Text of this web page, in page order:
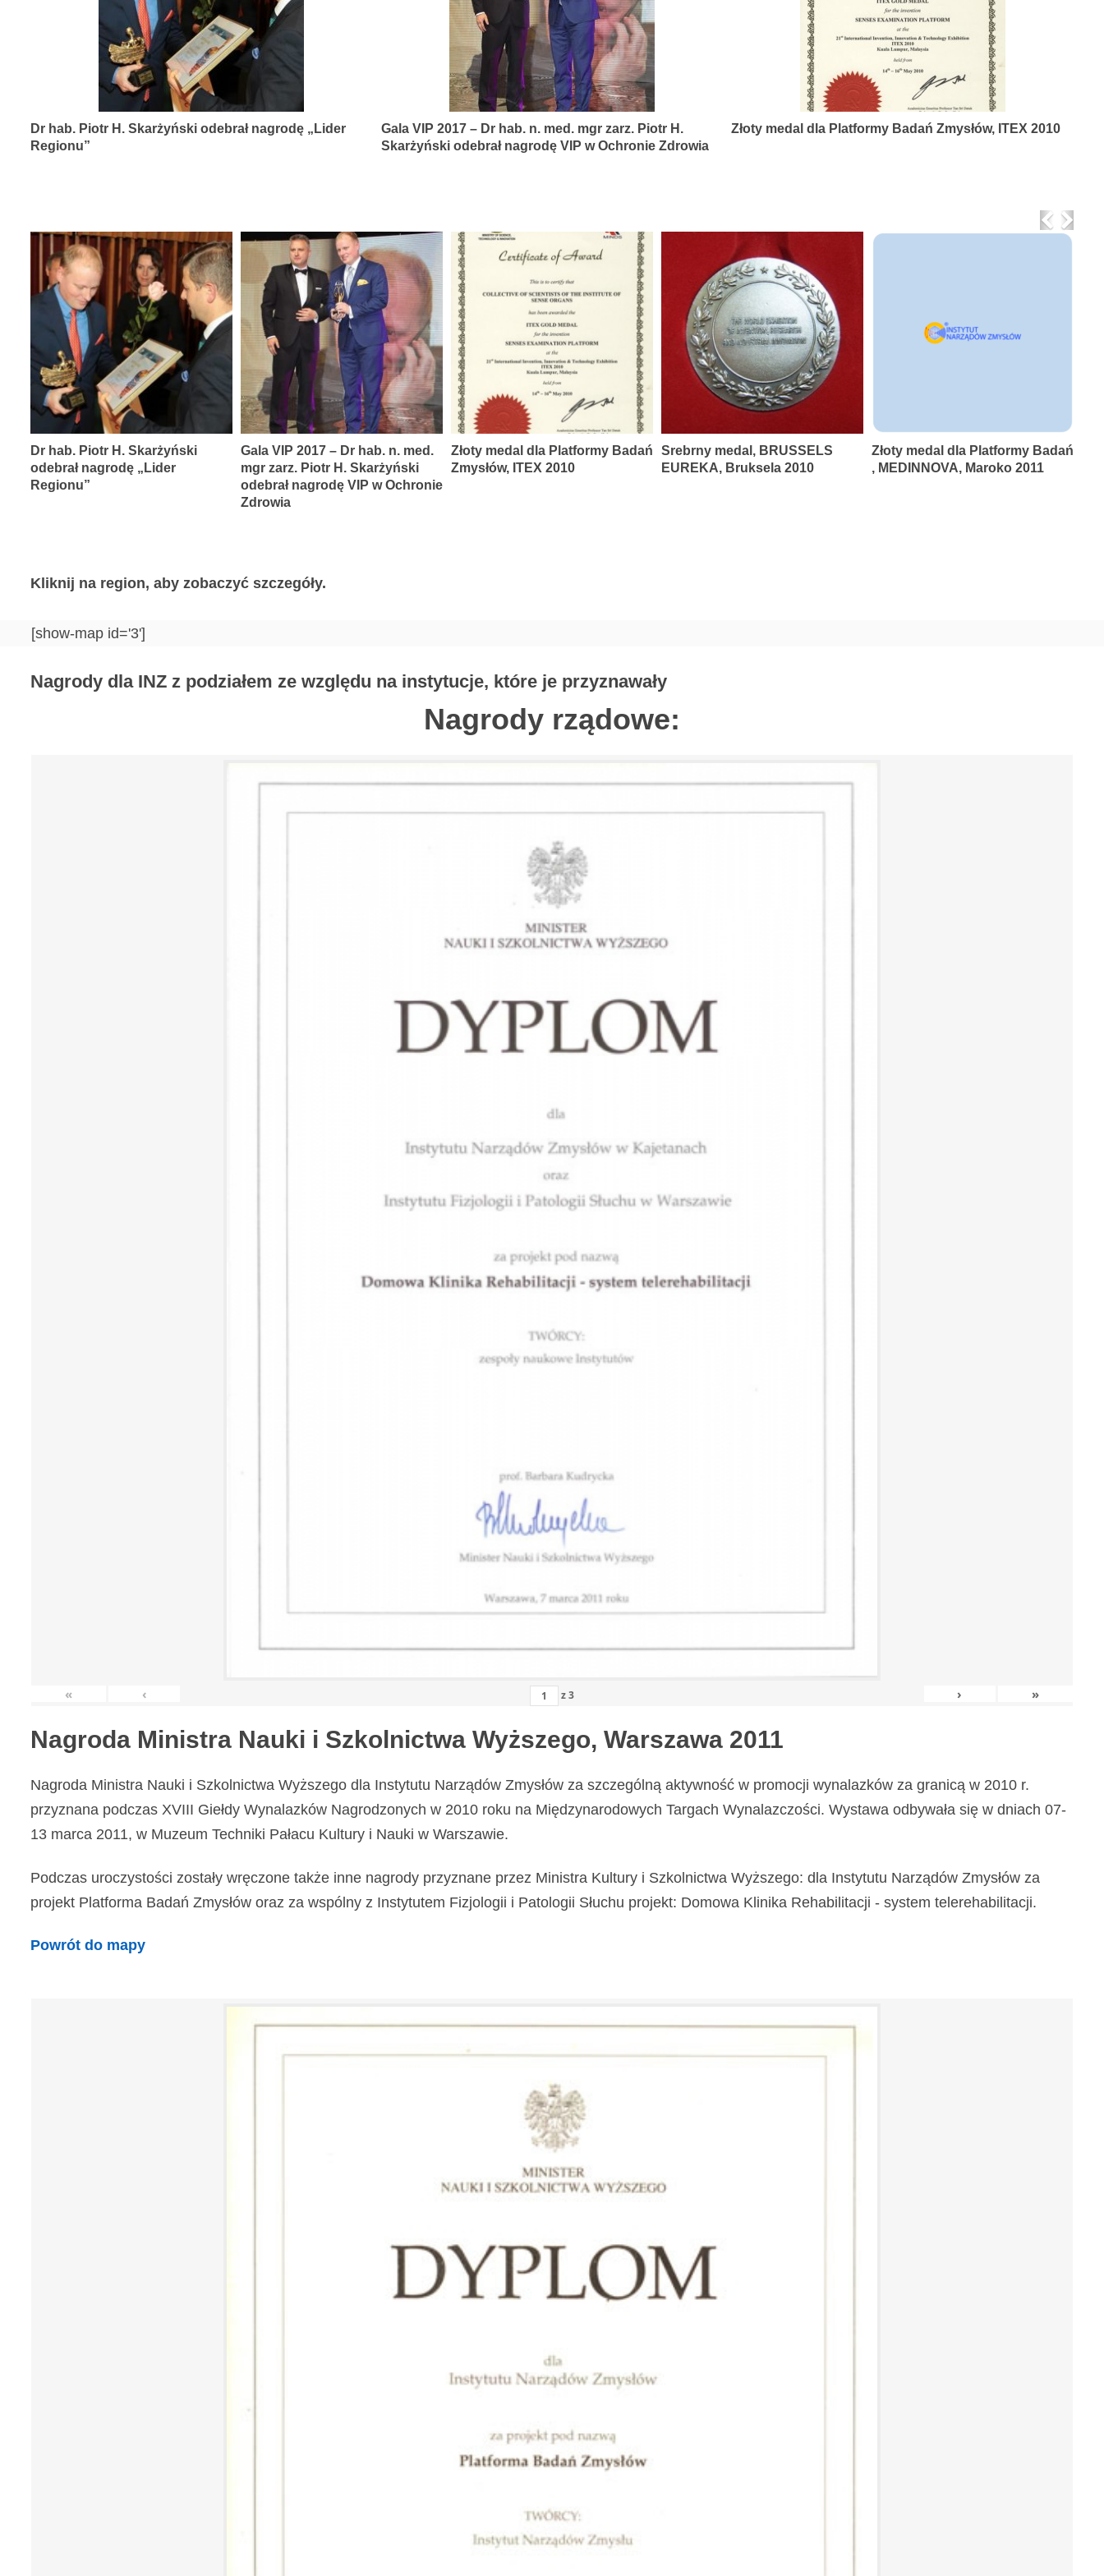
schorzeń
narządów
Dr hab. Piotr H. Skarżyński odebrał nagrodę „Lider
Regionu”
Gala VIP 2017 – Dr hab. n. med. mgr zarz. Piotr H.
Skarżyński odebrał nagrodę VIP w Ochronie Zdrowia
Złoty medal dla Platformy Badań Zmysłów, ITEX 2010
Dr hab. Piotr H. Skarżyński
odebrał nagrodę „Lider
Regionu”
Gala VIP 2017 – Dr hab. n. med.
mgr zarz. Piotr H. Skarżyński
odebrał nagrodę VIP w Ochronie
Zdrowia
Złoty medal dla Platformy Badań
Zmysłów, ITEX 2010
Srebrny medal, BRUSSELS
EUREKA, Bruksela 2010
Złoty medal dla Platformy Badań
, MEDINNOVA, Maroko 2011
Next
Kliknij na region, aby zobaczyć szczegóły.
[show-map id='3']
Nagrody dla INZ z podziałem ze względu na instytucje, które je przyznawały
Nagrody rządowe:
« ‹ z3 › »
Nagroda Ministra Nauki i Szkolnictwa Wyższego, Warszawa 2011
Nagroda Ministra Nauki i Szkolnictwa Wyższego dla Instytutu Narządów Zmysłów za szczególną aktywność w promocji wynalazków za granicą w 2010 r.
przyznana podczas XVIII Giełdy Wynalazków Nagrodzonych w 2010 roku na Międzynarodowych Targach Wynalazczości. Wystawa odbywała się w dniach 07-
13 marca 2011, w Muzeum Techniki Pałacu Kultury i Nauki w Warszawie.
Podczas uroczystości zostały wręczone także inne nagrody przyznane przez Ministra Kultury i Szkolnictwa Wyższego: dla Instytutu Narządów Zmysłów za
projekt Platforma Badań Zmysłów oraz za wspólny z Instytutem Fizjologii i Patologii Słuchu projekt: Domowa Klinika Rehabilitacji - system telerehabilitacji.
Powrót do mapy